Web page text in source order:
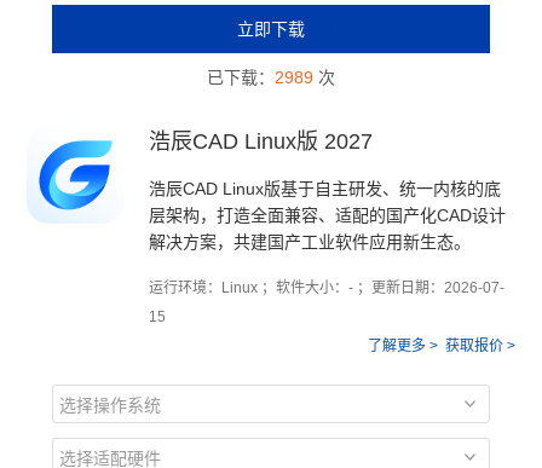
立即下载
已下载： 2989次
浩辰CAD Linux版 2027
浩辰CAD Linux版基于自主研发、统一内核的底
层架构，打造全面兼容、适配的国产化CAD设计
解决方案，共建国产工业软件应用新生态。
运行环境：Linux ；软件大小：- ；更新日期：2026-07-
15
获取报价 >
了解更多 >
选择操作系统
选择适配硬件